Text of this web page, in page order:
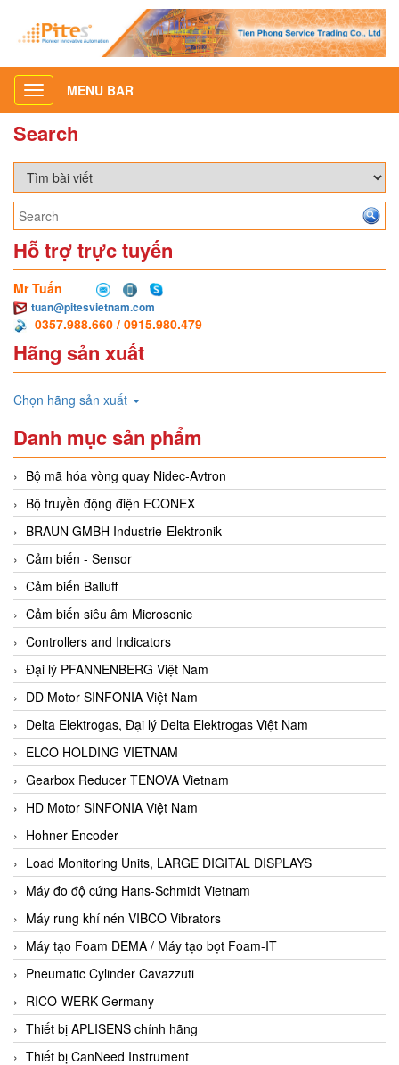
Toggle
navigation
MENU BAR
Search
Hỗ trợ trực tuyến
Mr Tuấn
tuan@pitesvietnam.com
0357.988.660 / 0915.980.479
Hãng sản xuất
Chọn hãng sản xuất
Danh mục sản phẩm
Bộ mã hóa vòng quay Nidec-Avtron
Bộ truyền động điện ECONEX
BRAUN GMBH Industrie-Elektronik
Cảm biến - Sensor
Cảm biến Balluff
Cảm biến siêu âm Microsonic
Controllers and Indicators
Đại lý PFANNENBERG Việt Nam
DD Motor SINFONIA Việt Nam
Delta Elektrogas, Đại lý Delta Elektrogas Việt Nam
ELCO HOLDING VIETNAM
Gearbox Reducer TENOVA Vietnam
HD Motor SINFONIA Việt Nam
Hohner Encoder
Load Monitoring Units, LARGE DIGITAL DISPLAYS
Máy đo độ cứng Hans-Schmidt Vietnam
Máy rung khí nén VIBCO Vibrators
Máy tạo Foam DEMA / Máy tạo bọt Foam-IT
Pneumatic Cylinder Cavazzuti
RICO-WERK Germany
Thiết bị APLISENS chính hãng
Thiết bị CanNeed Instrument